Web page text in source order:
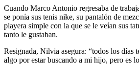
Cuando Marco Antonio regresaba de
se ponía sus tenis nike, su pantalón de
playera simple con la que se le veían sus
tanto le gustaban.
Resignada, Nilvia asegura: “todos los días
algo por estar buscando a mi hijo, pero es